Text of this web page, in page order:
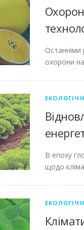
Останніми
охорони
В епоху
щодо